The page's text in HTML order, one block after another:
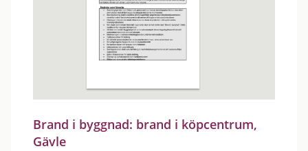
Brand i byggnad: brand i köpcentrum,
Gävle